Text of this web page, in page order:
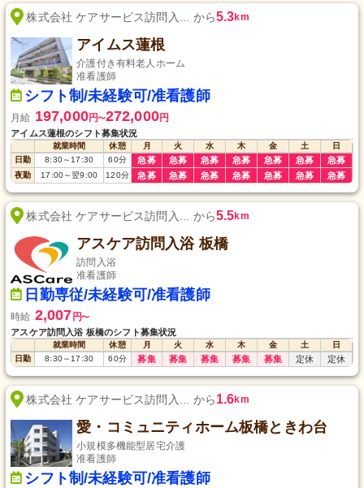
株式会社 ケアサービス訪問入... から5.3km
アイムス蓮根
介護付き有料老人ホーム
准看護師
シフト制/未経験可/准看護師
月給 197,000円〜272,000円
アイムス蓮根のシフト募集状況
就業時間 休憩 月 火 水 木 金 土
日
日勤
8:30～17:30 60分 急募 急募 急募 急募 急募 急募 急募
夜勤 17:00～翌9:00 120分 急募 急募 急募 急募 急募 急募 急募
株式会社 ケアサービス訪問入... から5.5km
アスケア訪問入浴 板橋
訪問入浴
准看護師
日勤専従/未経験可/准看護師
時給 2,007 円〜
アスケア訪問入浴 板橋のシフト募集状況
就業時間 休憩 月 火 水 木 金 土
日
日勤
8:30～17:30 60分 募集 募集 募集 募集 募集 定休 定休
株式会社 ケアサービス訪問入... から1.6km
愛・コミュニティホーム板橋ときわ台
小規模多機能型居宅介護
准看護師
シフト制/未経験可/准看護師